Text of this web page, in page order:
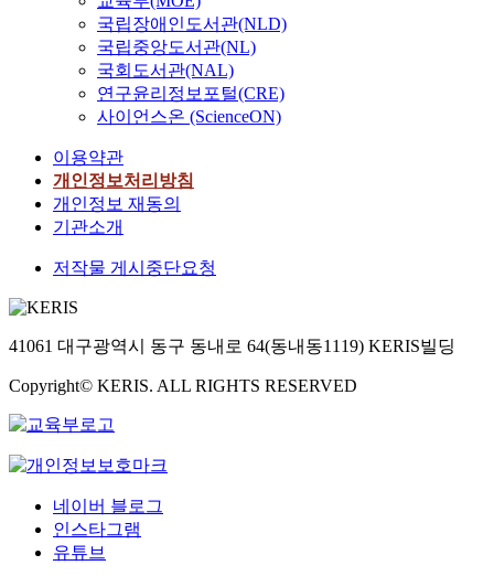
국립장애인도서관(NLD)
국립중앙도서관(NL)
국회도서관(NAL)
연구윤리정보포털(CRE)
사이언스온 (ScienceON)
이용약관
개인정보처리방침
개인정보 재동의
기관소개
저작물 게시중단요청
41061 대구광역시 동구 동내로 64(동내동1119) KERIS빌딩
Copyright© KERIS. ALL RIGHTS RESERVED
네이버 블로그
인스타그램
유튜브